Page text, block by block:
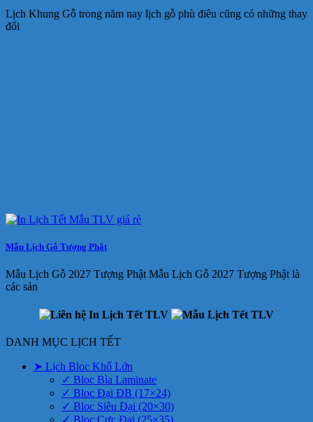
Lịch Khung Gỗ trong năm nay lịch gỗ phù điêu cũng có những thay
đổi
Mẫu Lịch Gỗ Tượng Phật
Mẫu Lịch Gỗ 2027 Tượng Phật Mẫu Lịch Gỗ 2027 Tượng Phật là
các sản
DANH MỤC LỊCH TẾT
➤ Lịch Bloc Khổ Lớn
✓ Bloc Bìa Laminate
✓ Bloc Đại ĐB (17×24)
✓ Bloc Siêu Đại (20×30)
✓ Bloc Cực Đại (25×35)